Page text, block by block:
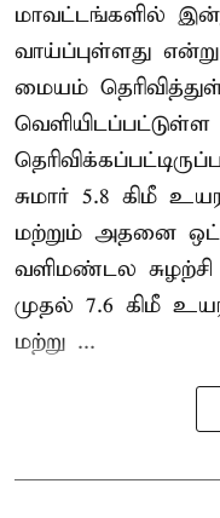
மாவட்டங்களில்
வாய்ப்புள்ளது
மையம்
சுமார் 5.8 கிமீ
மற்றும் அதனை
வளிமண்டல சுழற்சி
முதல் 7.6 கிமீ
மற்று ...